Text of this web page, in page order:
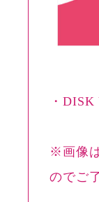
・
※画像
のでご